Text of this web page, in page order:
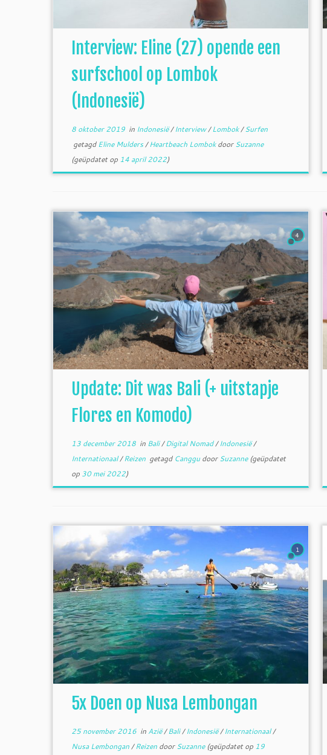
Interview: Eline (27) opende een
surfschool op Lombok
(Indonesië)
8 oktober 2019in Indonesië/Interview/Lombok/Surfen
getagdEline Mulders/Heartbeach LombokdoorSuzanne
(geüpdatet op 14 april 2022)
4
Update: Dit was Bali (+ uitstapje
Flores en Komodo)
13 december 2018in Bali/Digital Nomad/Indonesië/
Internationaal/Reizen getagd CanggudoorSuzanne(geüpdatet
op 30 mei 2022)
1
5x Doen op Nusa Lembongan
25 november 2016in Azië/Bali/Indonesië/Internationaal/
Nusa Lembongan/Reizen doorSuzanne(geüpdatet op 19